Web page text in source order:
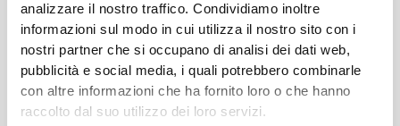
analizzare il nostro traffico. Condividiamo inoltre
informazioni sul modo in cui utilizza il nostro sito con i
nostri partner che si occupano di analisi dei dati web,
pubblicità e social media, i quali potrebbero combinarle
con altre informazioni che ha fornito loro o che hanno
raccolto dal suo utilizzo dei loro servizi.
TABELLA DELLE TAGLIE